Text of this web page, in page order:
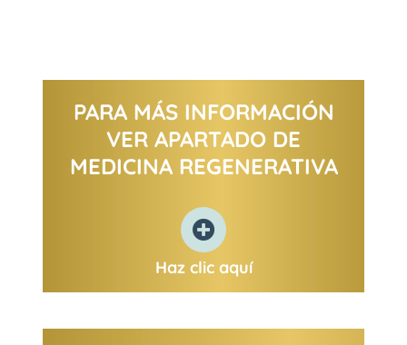
PARA MÁS INFORMACIÓN
VER APARTADO DE
MEDICINA REGENERATIVA
Haz clic aquí